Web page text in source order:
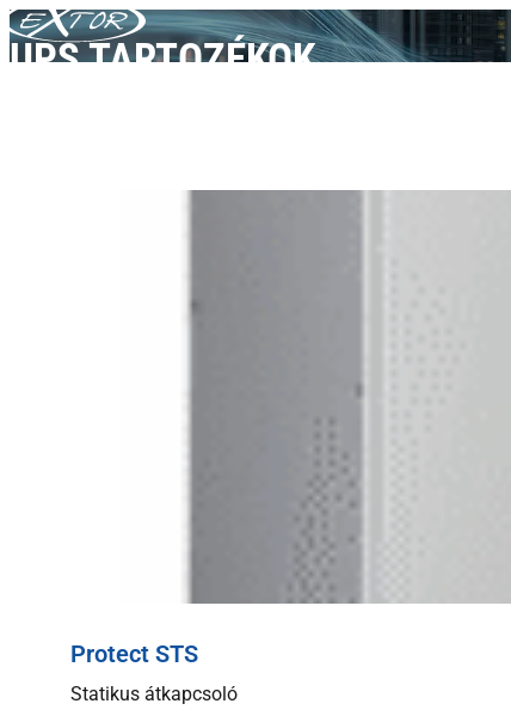
Skip to content
UPS TARTOZÉKOK
Protect STS
Statikus átkapcsoló